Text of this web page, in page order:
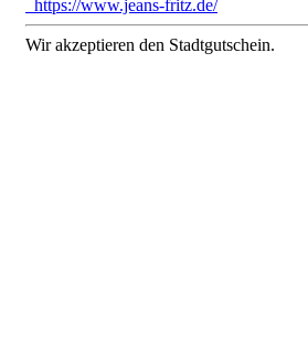
https://www.jeans-fritz.de/
Wir akzeptieren den Stadtgutschein.